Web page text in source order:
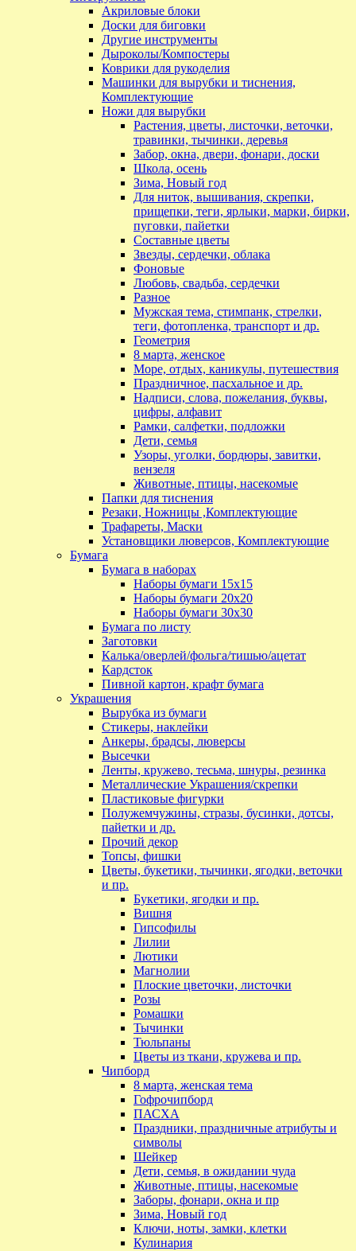
Акриловые блоки
Доски для биговки
Другие инструменты
Дыроколы/Компостеры
Коврики для рукоделия
Машинки для вырубки и тиснения,
Комплектующие
Ножи для вырубки
Растения, цветы, листочки, веточки,
травинки, тычинки, деревья
Забор, окна, двери, фонари, доски
Школа, осень
Зима, Новый год
Для ниток, вышивания, скрепки,
прищепки, теги, ярлыки, марки, бирки,
пуговки, пайетки
Составные цветы
Звезды, сердечки, облака
Фоновые
Любовь, свадьба, сердечки
Разное
Мужская тема, стимпанк, стрелки,
теги, фотопленка, транспорт и др.
Геометрия
8 марта, женское
Море, отдых, каникулы, путешествия
Праздничное, пасхальное и др.
Надписи, слова, пожелания, буквы,
цифры, алфавит
Рамки, салфетки, подложки
Дети, семья
Узоры, уголки, бордюры, завитки,
вензеля
Животные, птицы, насекомые
Папки для тиснения
Резаки, Ножницы ,Комплектующие
Трафареты, Маски
Установщики люверсов, Комплектующие
Бумага
Бумага в наборах
Наборы бумаги 15х15
Наборы бумаги 20х20
Наборы бумаги 30х30
Бумага по листу
Заготовки
Калька/оверлей/фольга/тишью/ацетат
Кардсток
Пивной картон, крафт бумага
Украшения
Вырубка из бумаги
Стикеры, наклейки
Анкеры, брадсы, люверсы
Высечки
Ленты, кружево, тесьма, шнуры, резинка
Металлические Украшения/скрепки
Пластиковые фигурки
Полужемчужины, стразы, бусинки, дотсы,
пайетки и др.
Прочий декор
Топсы, фишки
Цветы, букетики, тычинки, ягодки, веточки
и пр.
Букетики, ягодки и пр.
Вишня
Гипсофилы
Лилии
Лютики
Магнолии
Плоские цветочки, листочки
Розы
Ромашки
Тычинки
Тюльпаны
Цветы из ткани, кружева и пр.
Чипборд
8 марта, женская тема
Гофрочипборд
ПАСХА
Праздники, праздничные атрибуты и
символы
Шейкер
Дети, семья, в ожидании чуда
Животные, птицы, насекомые
Заборы, фонари, окна и пр
Зима, Новый год
Ключи, ноты, замки, клетки
Кулинария